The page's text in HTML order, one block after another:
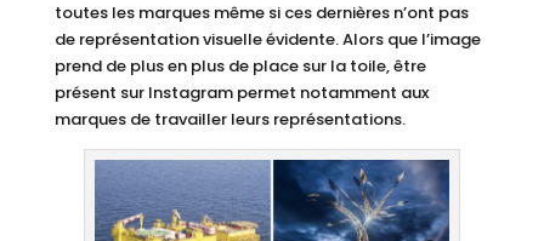
toutes les marques même si ces dernières n’ont pas
de représentation visuelle évidente. Alors que l’image
prend de plus en plus de place sur la toile, être
présent sur Instagram permet notamment aux
marques de travailler leurs représentations.